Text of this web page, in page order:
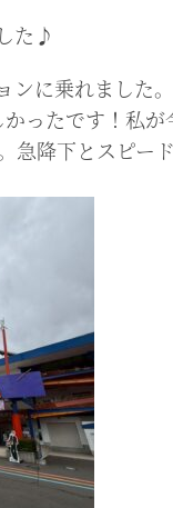
た♪
ンに乗れました
ったです！私が
急降下とスピー